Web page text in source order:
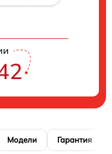
Модели Гарантия